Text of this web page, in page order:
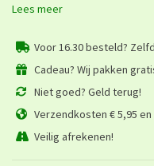
Lees meer
Voor 16.30 besteld?
Cadeau? Wij pakken
Niet goed? Geld terug!
Verzendkosten € 5,95
Veilig afrekenen!